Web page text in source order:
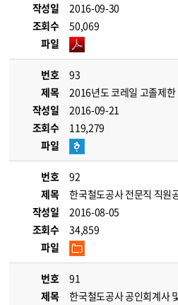
작성일
2016-09-30
조회수
50,069
파일
번호
93
제목
2016년도 코레일 고졸제
작성일
2016-09-21
조회수
119,279
파일
번호
92
제목
한국철도공사 전문직 직원
작성일
2016-08-05
조회수
34,859
파일
번호
91
제목
한국철도공사 공인회계사